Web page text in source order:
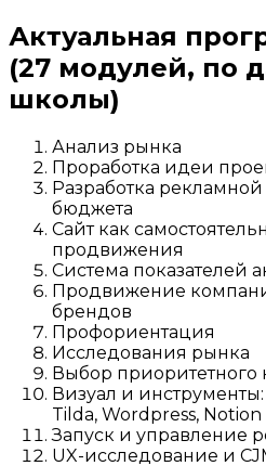
Актуальная
(27 модулей, по
школы)
Анализ рынка
Проработка идеи
Разработка
бюджета
Сайт как
продвижения
Система показателей
Продвижение
брендов
Профориентация
Исследования рынка
Выбор
Визуал и
Tilda, Wordpress, Notion
Запуск и управление
UX-исследование и